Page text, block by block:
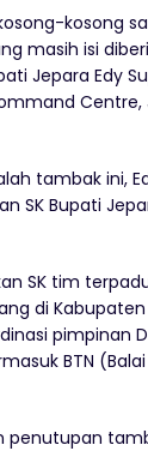
kosong
masih isi
Jepara Edy
Centre,
tambak ini,
SK Bupati
SK tim
di Kabupaten
pimpinan
BTN
penutupan